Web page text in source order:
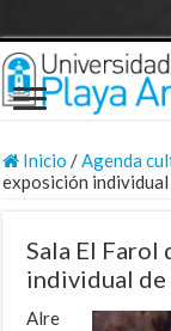
Inicio /Agenda
exposición
Sala El Farol
individual de
Alre